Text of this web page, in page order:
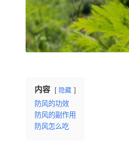
内容 隐藏
防风的功效
防风的副作用
防风怎么吃